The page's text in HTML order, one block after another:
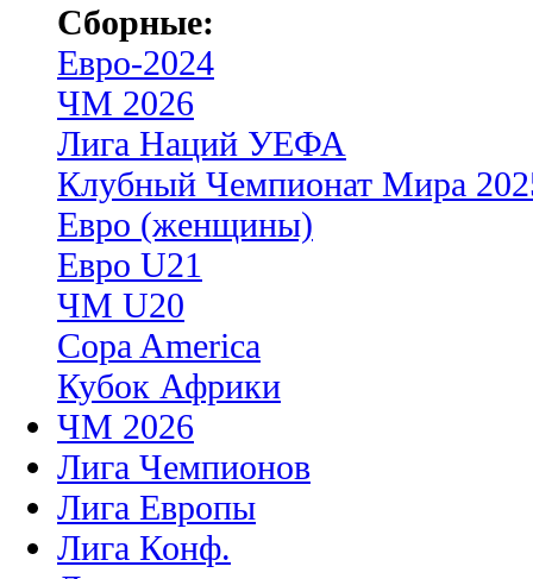
Сборные:
Евро-2024
ЧМ 2026
Лига Наций УЕФА
Клубный Чемпионат Мира
Евро (женщины)
Евро U21
ЧМ U20
Copa America
Кубок Африки
ЧМ 2026
Лига Чемпионов
Лига Европы
Лига Конф.